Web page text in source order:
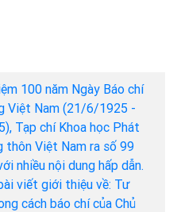
100 năm Ngày Báo chí
Việt Nam (21/6/1925 -
Tạp chí Khoa học Phát
thôn Việt Nam ra số 99
nhiều nội dung hấp dẫn.
viết giới thiệu về: Tư
cách báo chí của Chủ